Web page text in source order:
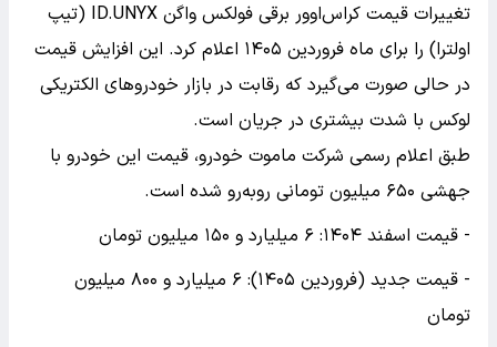
تغییرات قیمت کراس‌اوور برقی فولکس واگن ID.UNYX (تیپ
اولترا) را برای ماه فروردین ۱۴۰۵ اعلام کرد. این افزایش قیمت
در حالی صورت می‌گیرد که رقابت در بازار خودرو‌های الکتریکی
لوکس با شدت بیشتری در جریان است.
طبق اعلام رسمی شرکت ماموت خودرو، قیمت این خودرو با
جهشی ۶۵۰ میلیون تومانی روبه‌رو شده است.
- قیمت اسفند ۱۴۰۴: ۶ میلیارد و ۱۵۰ میلیون تومان
- قیمت جدید (فروردین ۱۴۰۵): ۶ میلیارد و ۸۰۰ میلیون
تومان